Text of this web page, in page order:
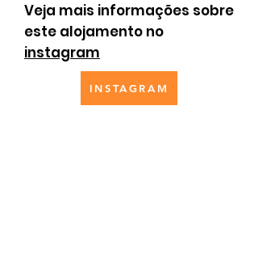
Veja mais informações sobre
este alojamento no
instagram
INSTAGRAM